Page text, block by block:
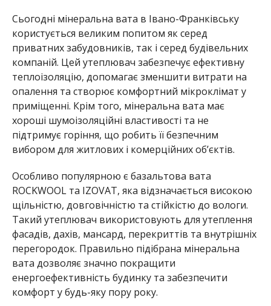
Сьогодні мінеральна вата в Івано-Франківську
користується великим попитом як серед
приватних забудовників, так і серед будівельних
компаній. Цей утеплювач забезпечує ефективну
теплоізоляцію, допомагає зменшити витрати на
опалення та створює комфортний мікроклімат у
приміщенні. Крім того, мінеральна вата має
хороші шумоізоляційні властивості та не
підтримує горіння, що робить її безпечним
вибором для житлових і комерційних об’єктів.
Особливо популярною є базальтова вата
ROCKWOOL та IZOVAT, яка відзначається високою
щільністю, довговічністю та стійкістю до вологи.
Такий утеплювач використовують для утеплення
фасадів, дахів, мансард, перекриттів та внутрішніх
перегородок. Правильно підібрана мінеральна
вата дозволяє значно покращити
енергоефективність будинку та забезпечити
комфорт у будь-яку пору року.